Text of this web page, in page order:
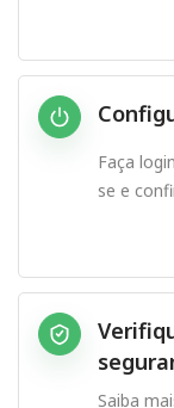
Faça
se e
Saiba